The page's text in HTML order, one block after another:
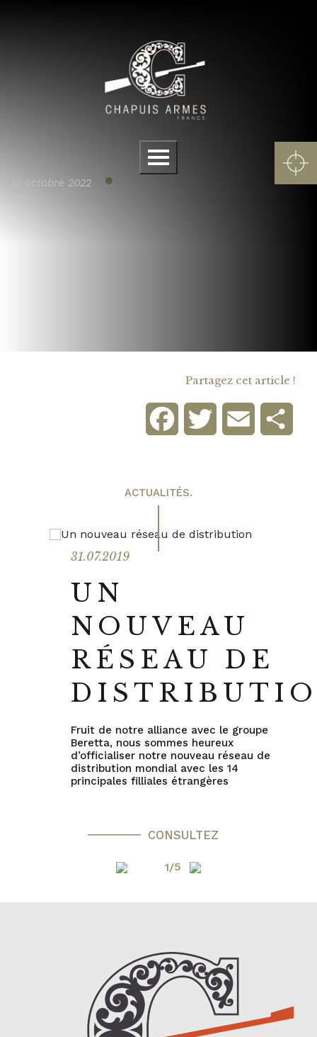
Menu
10 octobre 2022
Partagez cet article !
FacebookTwitter Email
ACTUALITÉS.
31.07.2019
UN
NOUVEAU
RÉSEAU DE
Fruit de notre alliance avec le groupe
Beretta, nous sommes heureux
d’officialiser notre nouveau réseau de
distribution mondial avec les 14
principales filliales étrangères
CONSULTEZ